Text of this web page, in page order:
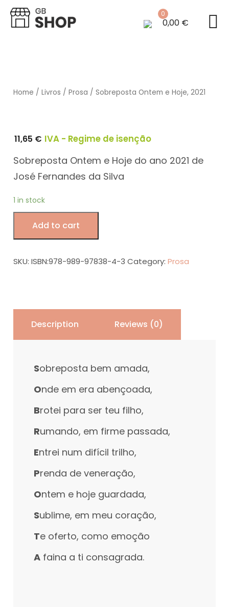
0
0,00 €
Home /Livros /Prosa / Sobreposta Ontem e Hoje, 2021
11,65 € IVA - Regime de isenção
Sobreposta Ontem e Hoje do ano 2021 de
José Fernandes da Silva
1 in stock
Ontem
Hoje,
Add to cart
SKU:ISBN:978-989-97838-4-3 Category:Prosa
Description Reviews (0)
Sobreposta bem amada,
Onde em era abençoada,
Brotei para ser teu filho,
Rumando, em firme passada,
Entrei num difícil trilho,
Prenda de veneração,
Ontem e hoje guardada,
Sublime, em meu coração,
Te oferto, como emoção
A faina a ti consagrada.